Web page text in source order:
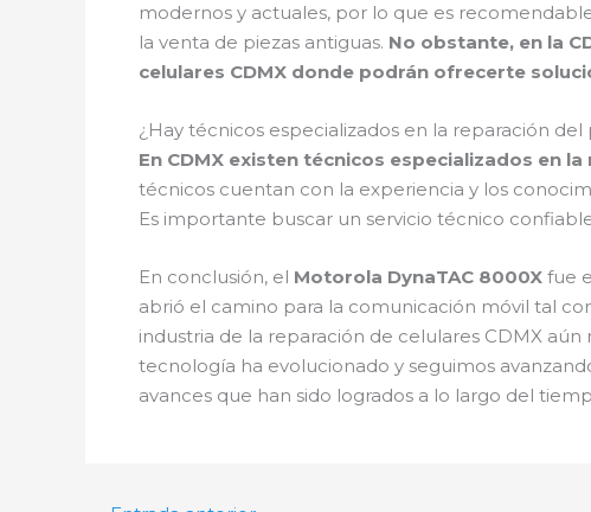
modernos y actuales, por lo que es
la venta de piezas antiguas. No obstante, en la
celulares CDMX donde podrán ofrecerte
¿Hay técnicos especializados en la reparación
En CDMX existen técnicos especializados en
técnicos cuentan con la experiencia y los
Es importante buscar un servicio técnico
En conclusión, el Motorola DynaTAC 8000X fue
abrió el camino para la comunicación móvil tal
industria de la reparación de celulares CDMX
tecnología ha evolucionado y seguimos
avances que han sido logrados a lo largo del